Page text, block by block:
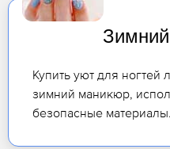
Купить уют для ногтей
зимний маникюр,
безопасные материалы.